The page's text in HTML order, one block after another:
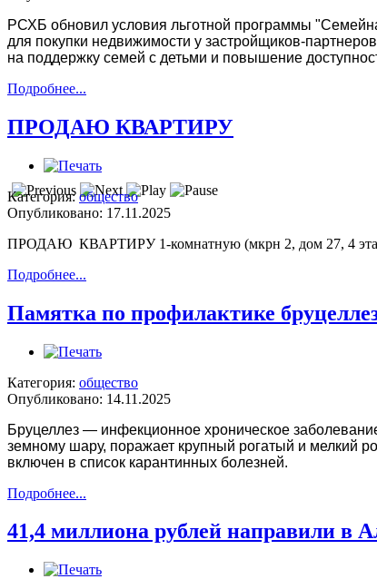
РСХБ обновил условия льготной программы
для покупки недвижимости у застройщиков-
на поддержку семей с детьми и повышение
Подробнее...
ПРОДАЮ КВАРТИРУ
Категория:общество
Опубликовано: 17.11.2025
ПРОДАЮ КВАРТИРУ 1-комнатную (мкрн 2, дом 27, 4 этаж),
Подробнее...
Памятка по профилактике
Категория: общество
Опубликовано: 14.11.2025
Бруцеллез — инфекционное хроническое
земному шару, поражает крупный рогатый и мелкий
включен в список карантинных болезней.
Подробнее...
41,4 миллиона рублей направили в